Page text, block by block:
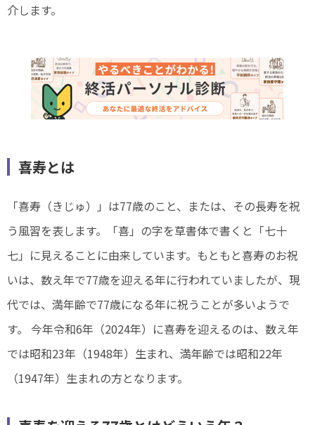
介します。
喜寿とは
「喜寿（きじゅ）」は77歳のこと、または、その長寿を祝
う風習を表します。「喜」の字を草書体で書くと「七十
七」に見えることに由来しています。もともと喜寿のお祝
いは、数え年で77歳を迎える年に行われていましたが、現
代では、満年齢で77歳になる年に祝うことが多いようで
す。 今年令和6年（2024年）に喜寿を迎えるのは、数え年
では昭和23年（1948年）生まれ、満年齢では昭和22年
（1947年）生まれの方となります。